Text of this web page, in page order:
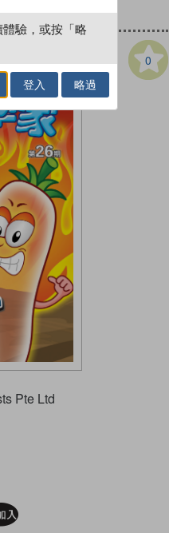
Oil
0
Pte Ltd
驗，或按「略
登入 略過